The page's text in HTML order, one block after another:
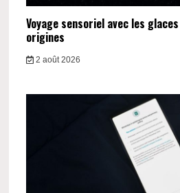
Voyage sensoriel avec les
origines
2 août 2026